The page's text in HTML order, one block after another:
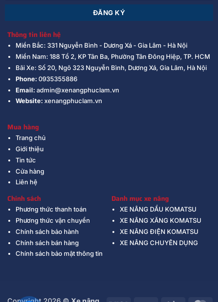
Thông tin liên hệ
Miền Bắc: 331 Nguyễn Bình - Dương Xá - Gia Lâm - Hà Nội
Miền Nam: 188 Tổ 2, KP Tân Ba, Phường Tân Đông Hiệp, TP. HCM
Bãi Xe: Số 20, Ngõ 323 Nguyễn Bình, Dương Xá, Gia Lâm, Hà Nội
Phone:0935355886
Email:admin@xenangphuclam.vn
Website:xenangphuclam.vn
Mua hàng
Trang chủ
Giới thiệu
Tin tức
Cửa hàng
Liên hệ
Chính sách
Phương thức thanh toán
Phương thức vận chuyển
Chính sách bảo hành
Chính sách bán hàng
Chính sách bảo mật thông tin
Danh mục xe nâng
XE NÂNG DẦU KOMATSU
XE NÂNG XĂNG KOMATSU
XE NÂNG ĐIỆN KOMATSU
XE NÂNG CHUYÊN DỤNG